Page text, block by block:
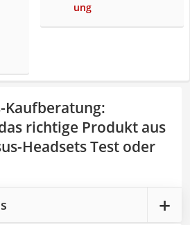
ung
Kaufberatung:
richtige Produkt aus
Headsets Test oder